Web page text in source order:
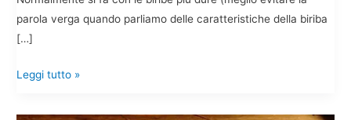
parola verga quando parliamo delle caratteristiche della biriba
[…]
Guida
fai
Leggi tutto »